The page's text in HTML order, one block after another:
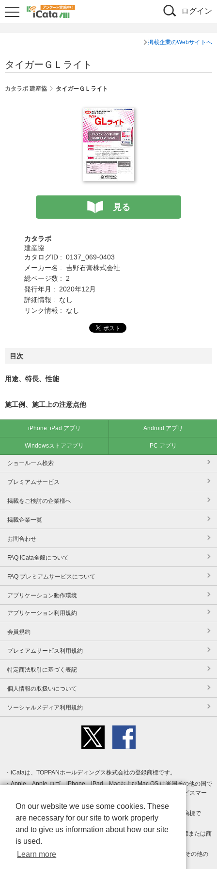
ログイン
掲載企業のWebサイトへ
タイガーＧＬライト
カタラボ 建産協 タイガーＧＬライト
見る
カタラボ
建産協
カタログID : 0137_069-0403
メーカー名 : 吉野石膏株式会社
総ページ数 : 2
発行年月 : 2020年12月
詳細情報 : なし
リンク情報 : なし
目次
用途、特長、性能
施工例、施工上の注意点他
iPhone･iPad アプリ Android アプリ
Windowsストアアプリ PC アプリ
ショールーム検索
プレミアムサービス
掲載をご検討の企業様へ
掲載企業一覧
お問合わせ
FAQ iCata全般について
FAQ プレミアムサービスについて
アプリケーション動作環境
アプリケーション利用規約
会員規約
プレミアムサービス利用規約
特定商法取引に基づく表記
個人情報の取扱いについて
ソーシャルメディア利用規約
iCataは、TOPPANホールディングス株式会社の登録商標です。
Apple、Apple ロゴ、iPhone、iPad、MacおよびMac OS は米国その他の国で
登録された Apple Inc. の商標です。App Store は Apple Inc. のサービスマー
クです。
Android、Google Play および Google Play ロゴ は Google LLC の商標で
す。
Windows は Microsoft Inc.の米国およびその他の国における登録商標または商
標です。
Adobe、Adobe Reader、Adobe PDF は、Adobe Inc.の米国およびその他の
On our website we use some cookies. These
are necessary for our site to work properly
and to give us information about how our site
is used.
Learn more